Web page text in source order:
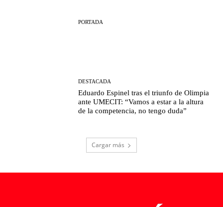
PORTADA
DESTACADA
Eduardo Espinel tras el triunfo de Olimpia
ante UMECIT: “Vamos a estar a la altura
de la competencia, no tengo duda”
Cargar más